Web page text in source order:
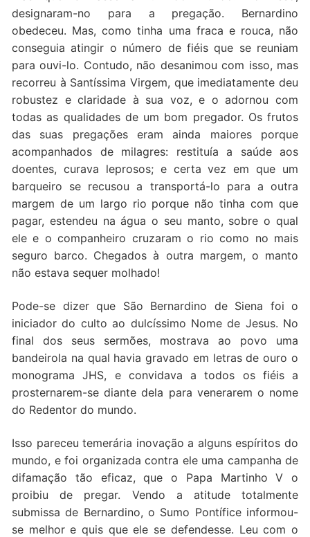
designaram-no para a pregação. Bernardino
obedeceu. Mas, como tinha uma fraca e rouca, não
conseguia atingir o número de fiéis que se reuniam
para ouvi-lo. Contudo, não desanimou com isso, mas
recorreu à Santíssima Virgem, que imediatamente deu
robustez e claridade à sua voz, e o adornou com
todas as qualidades de um bom pregador. Os frutos
das suas pregações eram ainda maiores porque
acompanhados de milagres: restituía a saúde aos
doentes, curava leprosos; e certa vez em que um
barqueiro se recusou a transportá-lo para a outra
margem de um largo rio porque não tinha com que
pagar, estendeu na água o seu manto, sobre o qual
ele e o companheiro cruzaram o rio como no mais
seguro barco. Chegados à outra margem, o manto
não estava sequer molhado!
Pode-se dizer que São Bernardino de Siena foi o
iniciador do culto ao dulcíssimo Nome de Jesus. No
final dos seus sermões, mostrava ao povo uma
bandeirola na qual havia gravado em letras de ouro o
monograma JHS, e convidava a todos os fiéis a
prosternarem-se diante dela para venerarem o nome
do Redentor do mundo.
Isso pareceu temerária inovação a alguns espíritos do
mundo, e foi organizada contra ele uma campanha de
difamação tão eficaz, que o Papa Martinho V o
proibiu de pregar. Vendo a atitude totalmente
submissa de Bernardino, o Sumo Pontífice informou-
se melhor e quis que ele se defendesse. Leu com o